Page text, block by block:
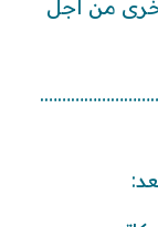
من أجل
……………………….